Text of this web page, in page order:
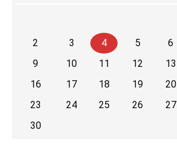
2
3 4 5 6
9
10 11 12 13
16
17 18 19 20
23
24 25 26 27
30